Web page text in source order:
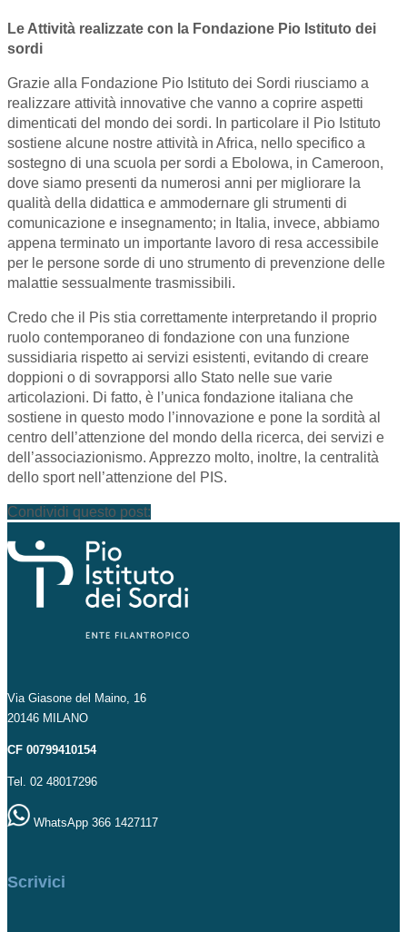
Le Attività realizzate con la Fondazione Pio Istituto dei
sordi
Grazie alla Fondazione Pio Istituto dei Sordi riusciamo a
realizzare attività innovative che vanno a coprire aspetti
dimenticati del mondo dei sordi. In particolare il Pio Istituto
sostiene alcune nostre attività in Africa, nello specifico a
sostegno di una scuola per sordi a Ebolowa, in Cameroon,
dove siamo presenti da numerosi anni per migliorare la
qualità della didattica e ammodernare gli strumenti di
comunicazione e insegnamento; in Italia, invece, abbiamo
appena terminato un importante lavoro di resa accessibile
per le persone sorde di uno strumento di prevenzione delle
malattie sessualmente trasmissibili.
Credo che il Pis stia correttamente interpretando il proprio
ruolo contemporaneo di fondazione con una funzione
sussidiaria rispetto ai servizi esistenti, evitando di creare
doppioni o di sovrapporsi allo Stato nelle sue varie
articolazioni. Di fatto, è l’unica fondazione italiana che
sostiene in questo modo l’innovazione e pone la sordità al
centro dell’attenzione del mondo della ricerca, dei servizi e
dell’associazionismo. Apprezzo molto, inoltre, la centralità
dello sport nell’attenzione del PIS.
Condividi questo post:
Via Giasone del Maino, 16
20146 MILANO
CF 00799410154
Tel. 02 48017296
WhatsApp 366 1427117
Scrivici